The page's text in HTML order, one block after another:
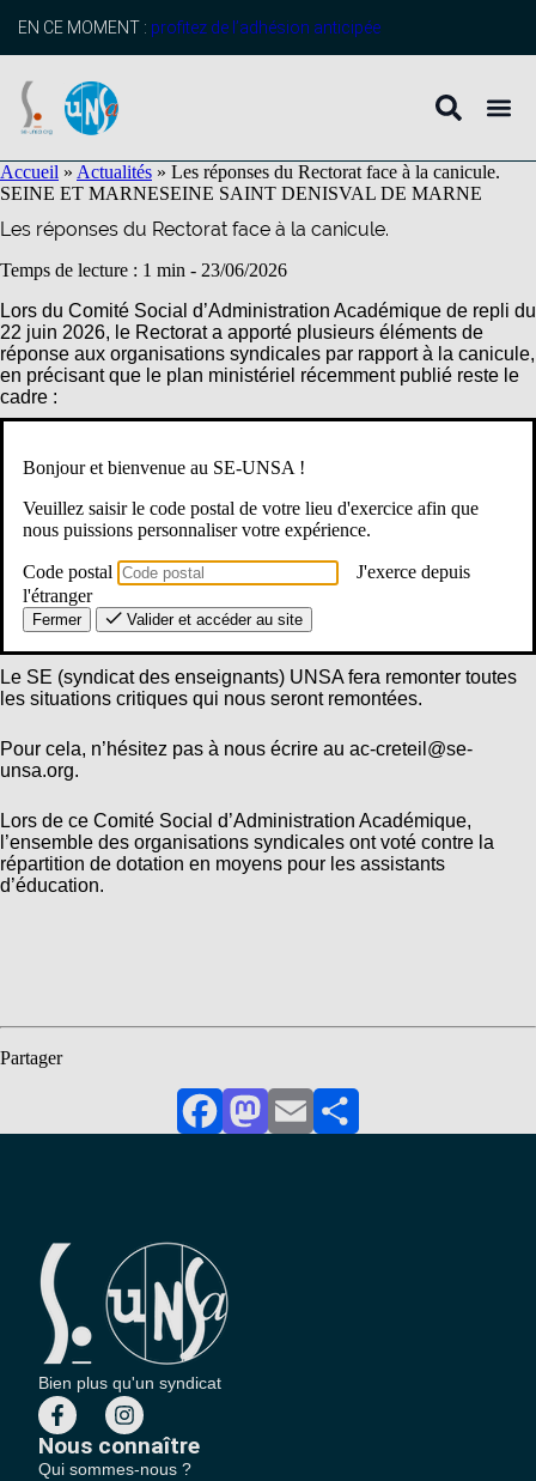
principal
EN CE MOMENT : profitez de l’adhésion anticipée
Accueil » Actualités » Les réponses du Rectorat face à la canicule.
SEINE ET MARNESEINE SAINT DENISVAL DE MARNE
Les réponses du Rectorat face à la canicule.
Temps de lecture : 1 min - 23/06/2026
Lors du Comité Social d’Administration Académique de repli du
22 juin 2026, le Rectorat a apporté plusieurs éléments de
réponse aux organisations syndicales par rapport à la canicule,
en précisant que le plan ministériel récemment publié reste le
cadre :
perte de rémunération pour toute personne vulnérable qui en
L’UNSA Education a redemandé un effort d’harmonisation sur
les établissements. Le Rectorat a répondu que cela pouvait
poser un problème de continuité de service, et que les
températures n’étaient pas les mêmes dans chaque
établissement.
Le SE (syndicat des enseignants) UNSA fera remonter toutes
les situations critiques qui nous seront remontées.
Pour cela, n’hésitez pas à nous écrire au ac-creteil@se-
unsa.org.
Lors de ce Comité Social d’Administration Académique,
l’ensemble des organisations syndicales ont voté contre la
répartition de dotation en moyens pour les assistants
d’éducation.
Partager
FacebookMastodon
EmailPartager
Bien plus qu'un syndicat
Nous connaître
Qui sommes-nous ?
Bonjour et bienvenue au SE-UNSA !
Veuillez saisir le code postal de votre lieu d'exercice afin que
nous puissions personnaliser votre expérience.
Code postal
J'exerce depuis
l'étranger
Fermer Valider et accéder au site